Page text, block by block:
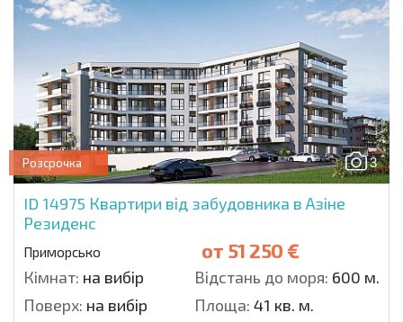
3
Розсрочка
ID 14975 Квартири від забудовника в Азіне
Резиденс
Приморсько от 51 250 €
Кімнат: на вибір Відстань до моря: 600 м.
Поверх: на вибір Площа: 41 кв. м.